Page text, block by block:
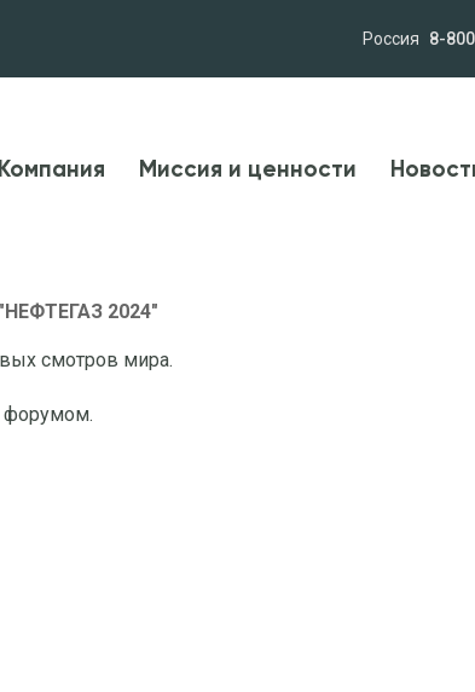
Россия 8-
Компания Миссия и ценности
2024"
смотров мира.
форумом.